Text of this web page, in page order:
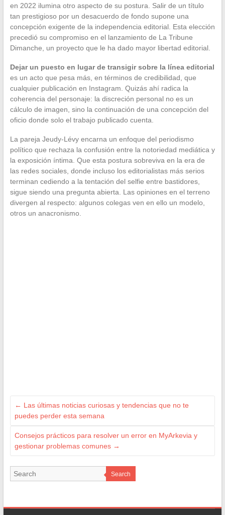
en 2022 ilumina otro aspecto de su postura. Salir de un título
tan prestigioso por un desacuerdo de fondo supone una
concepción exigente de la independencia editorial. Esta elección
precedió su compromiso en el lanzamiento de La Tribune
Dimanche, un proyecto que le ha dado mayor libertad editorial.
Dejar un puesto en lugar de transigir sobre la línea editorial
es un acto que pesa más, en términos de credibilidad, que
cualquier publicación en Instagram. Quizás ahí radica la
coherencia del personaje: la discreción personal no es un
cálculo de imagen, sino la continuación de una concepción del
oficio donde solo el trabajo publicado cuenta.
La pareja Jeudy-Lévy encarna un enfoque del periodismo
político que rechaza la confusión entre la notoriedad mediática y
la exposición íntima. Que esta postura sobreviva en la era de
las redes sociales, donde incluso los editorialistas más serios
terminan cediendo a la tentación del selfie entre bastidores,
sigue siendo una pregunta abierta. Las opiniones en el terreno
divergen al respecto: algunos colegas ven en ello un modelo,
otros un anacronismo.
← Las últimas noticias curiosas y tendencias que no te
puedes perder esta semana
Consejos prácticos para resolver un error en MyArkevia y
gestionar problemas comunes →
Search